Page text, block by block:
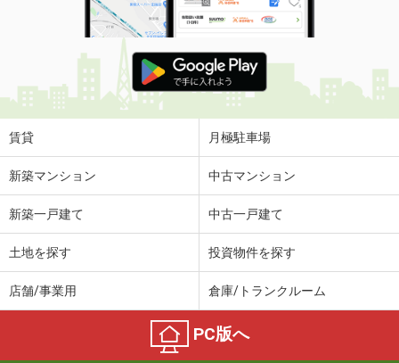
賃貸 月極駐車場
新築マンション 中古マンション
新築一戸建て 中古一戸建て
土地を探す 投資物件を探す
店舗/事業用 倉庫/トランクルーム
PC版へ